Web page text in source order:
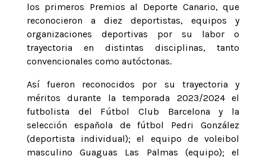
los primeros Premios al Deporte Canario, que
reconocieron a diez deportistas, equipos y
organizaciones deportivas por su labor o
trayectoria en distintas disciplinas, tanto
convencionales como autóctonas.
Así fueron reconocidos por su trayectoria y
méritos durante la temporada 2023/2024 el
futbolista del Fútbol Club Barcelona y la
selección española de fútbol Pedri González
(deportista individual); el equipo de voleibol
masculino Guaguas Las Palmas (equipo); el